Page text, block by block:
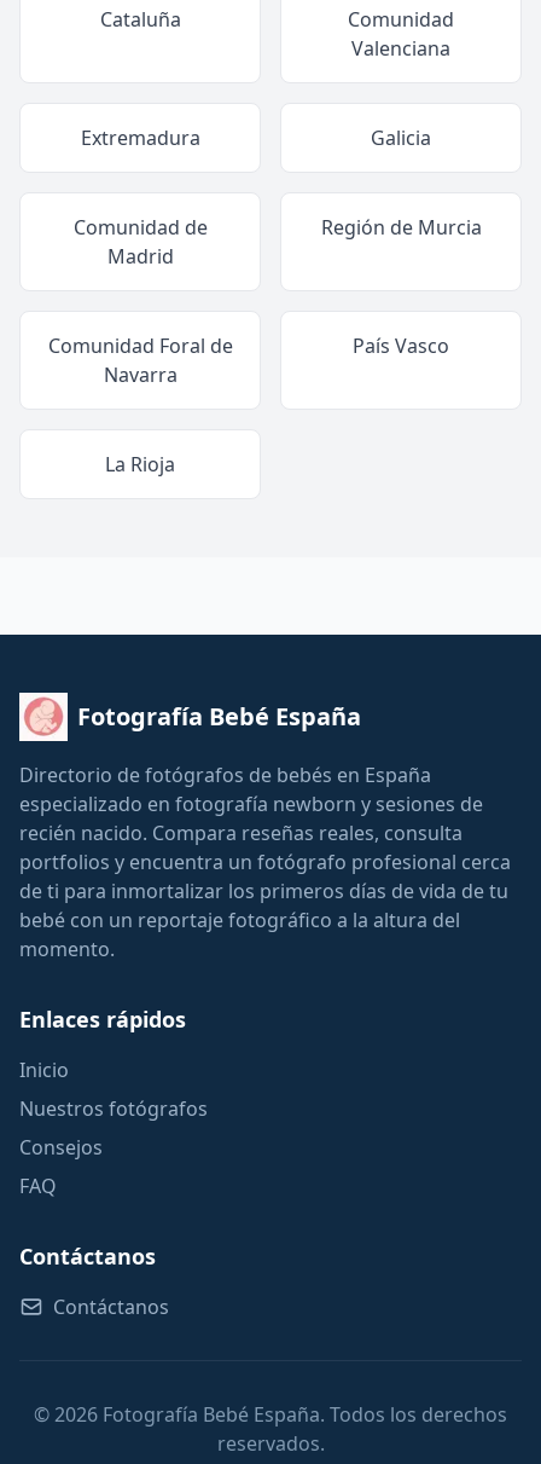
Cataluña
Comunidad
Valenciana
Extremadura Galicia
Comunidad de
Madrid
Región de Murcia
Comunidad Foral de
Navarra
País Vasco
La Rioja
Fotografía Bebé España
Directorio de fotógrafos de bebés en España
especializado en fotografía newborn y sesiones de
recién nacido. Compara reseñas reales, consulta
portfolios y encuentra un fotógrafo profesional cerca
de ti para inmortalizar los primeros días de vida de tu
bebé con un reportaje fotográfico a la altura del
momento.
Enlaces rápidos
Inicio
Nuestros fotógrafos
Consejos
FAQ
Contáctanos
Contáctanos
© 2026 Fotografía Bebé España. Todos los derechos
reservados.